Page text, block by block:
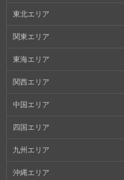
東北エリア
関東エリア
東海エリア
関西エリア
中国エリア
四国エリア
九州エリア
沖縄エリア